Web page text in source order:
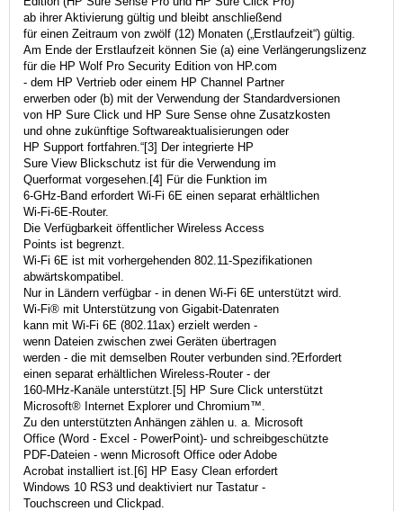
ab ihrer Aktivierung gültig und bleibt anschließend
für einen Zeitraum von zwölf (12) Monaten („Erstlaufzeit“) gültig.
Am Ende der Erstlaufzeit können Sie (a) eine Verlängerungslizenz
für die HP Wolf Pro Security Edition von HP.com
- dem HP Vertrieb oder einem HP Channel Partner
erwerben oder (b) mit der Verwendung der Standardversionen
von HP Sure Click und HP Sure Sense ohne Zusatzkosten
und ohne zukünftige Softwareaktualisierungen oder
HP Support fortfahren.“[3] Der integrierte HP
Sure View Blickschutz ist für die Verwendung im
Querformat vorgesehen.[4] Für die Funktion im
6-GHz-Band erfordert Wi-Fi 6E einen separat erhältlichen
Wi-Fi-6E-Router.
Die Verfügbarkeit öffentlicher Wireless Access
Points ist begrenzt.
Wi-Fi 6E ist mit vorhergehenden 802.11-Spezifikationen
abwärtskompatibel.
Nur in Ländern verfügbar - in denen Wi-Fi 6E unterstützt wird.
Wi-Fi® mit Unterstützung von Gigabit-Datenraten
kann mit Wi-Fi 6E (802.11ax) erzielt werden -
wenn Dateien zwischen zwei Geräten übertragen
werden - die mit demselben Router verbunden sind.?Erfordert
einen separat erhältlichen Wireless-Router - der
160-MHz-Kanäle unterstützt.[5] HP Sure Click unterstützt
Microsoft® Internet Explorer und Chromium™.
Zu den unterstützten Anhängen zählen u. a. Microsoft
Office (Word - Excel - PowerPoint)- und schreibgeschützte
PDF-Dateien - wenn Microsoft Office oder Adobe
Acrobat installiert ist.[6] HP Easy Clean erfordert
Windows 10 RS3 und deaktiviert nur Tastatur -
Touchscreen und Clickpad.